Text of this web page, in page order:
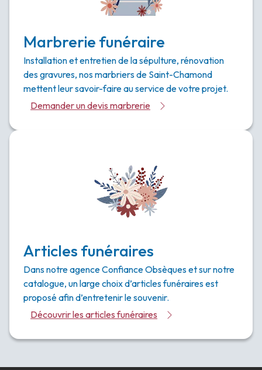
Marbrerie funéraire
Installation et entretien de la sépulture, rénovation
des gravures, nos marbriers de Saint-Chamond
mettent leur savoir-faire au service de votre projet.
Demander un devis marbrerie
Articles funéraires
Dans notre agence Confiance Obsèques et sur notre
catalogue, un large choix d’articles funéraires est
proposé afin d’entretenir le souvenir.
Découvrir les articles funéraires